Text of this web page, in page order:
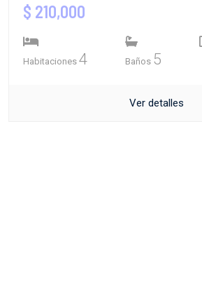
$ 210,000
Habitaciones 4 Baños 5
Ver detalles